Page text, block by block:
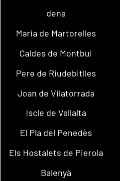
dena
Maria de Martorelles
Caldes de Montbui
Pere de Riudebitlles
Joan de Vilatorrada
Iscle de Vallalta
El Pla del Penedès
Els Hostalets de Pierola
Balenyà